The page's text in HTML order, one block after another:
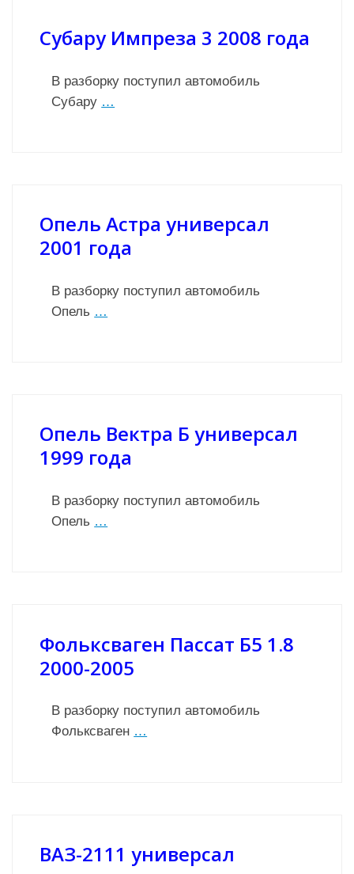
Субару Импреза 3 2008 года
В разборку поступил автомобиль
Субару …
Опель Астра универсал
2001 года
В разборку поступил автомобиль
Опель …
Опель Вектра Б универсал
1999 года
В разборку поступил автомобиль
Опель …
Фольксваген Пассат Б5 1.8
2000-2005
В разборку поступил автомобиль
Фольксваген …
ВАЗ-2111 универсал